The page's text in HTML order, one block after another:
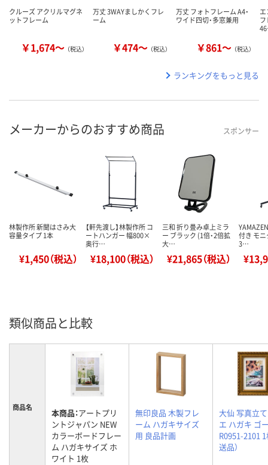
クルーズ アクリルマグネ
ットフレーム
￥1,674～ （税込）
万丈 3WAYましかくフレ
ーム
￥474～ （税込）
万丈 フォトフレーム A4・
ワイド四切・多窓兼用
￥861～ （税込）
ランキングをもっと見る
メーカーからのおすすめ商品 スポンサー
林製作所 新聞はさみ大
容量タイプ 1本
¥1,450（税込）
【軒先渡し】林製作所 コ
ートハンガー 幅800×
奥行…
¥18,100（税込）
三和 折り畳み卓上ミラ
ー ブラック (1倍・2倍拡
大…
¥21,865（税込）
付き モ
3…
類似商品と比較
商品名 本商品：アートプリ
ントジャパン NEW
カラーボードフレー
ム ハガキサイズ ホ
ワイト 1枚
無印良品 木製フレ
ーム ハガキサイズ
用 良品計画
大仙 写真立
エ ハガキ ゴ
R0951-2101 1
送品）